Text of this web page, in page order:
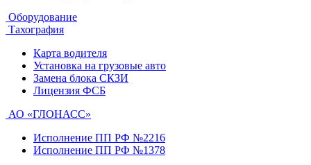
Оборудование
Тахография
Карта водителя
Установка на грузовые авто
Замена блока СКЗИ
Лицензия ФСБ
АО «ГЛОНАСС»
Исполнение ПП РФ №2216
Исполнение ПП РФ №1378